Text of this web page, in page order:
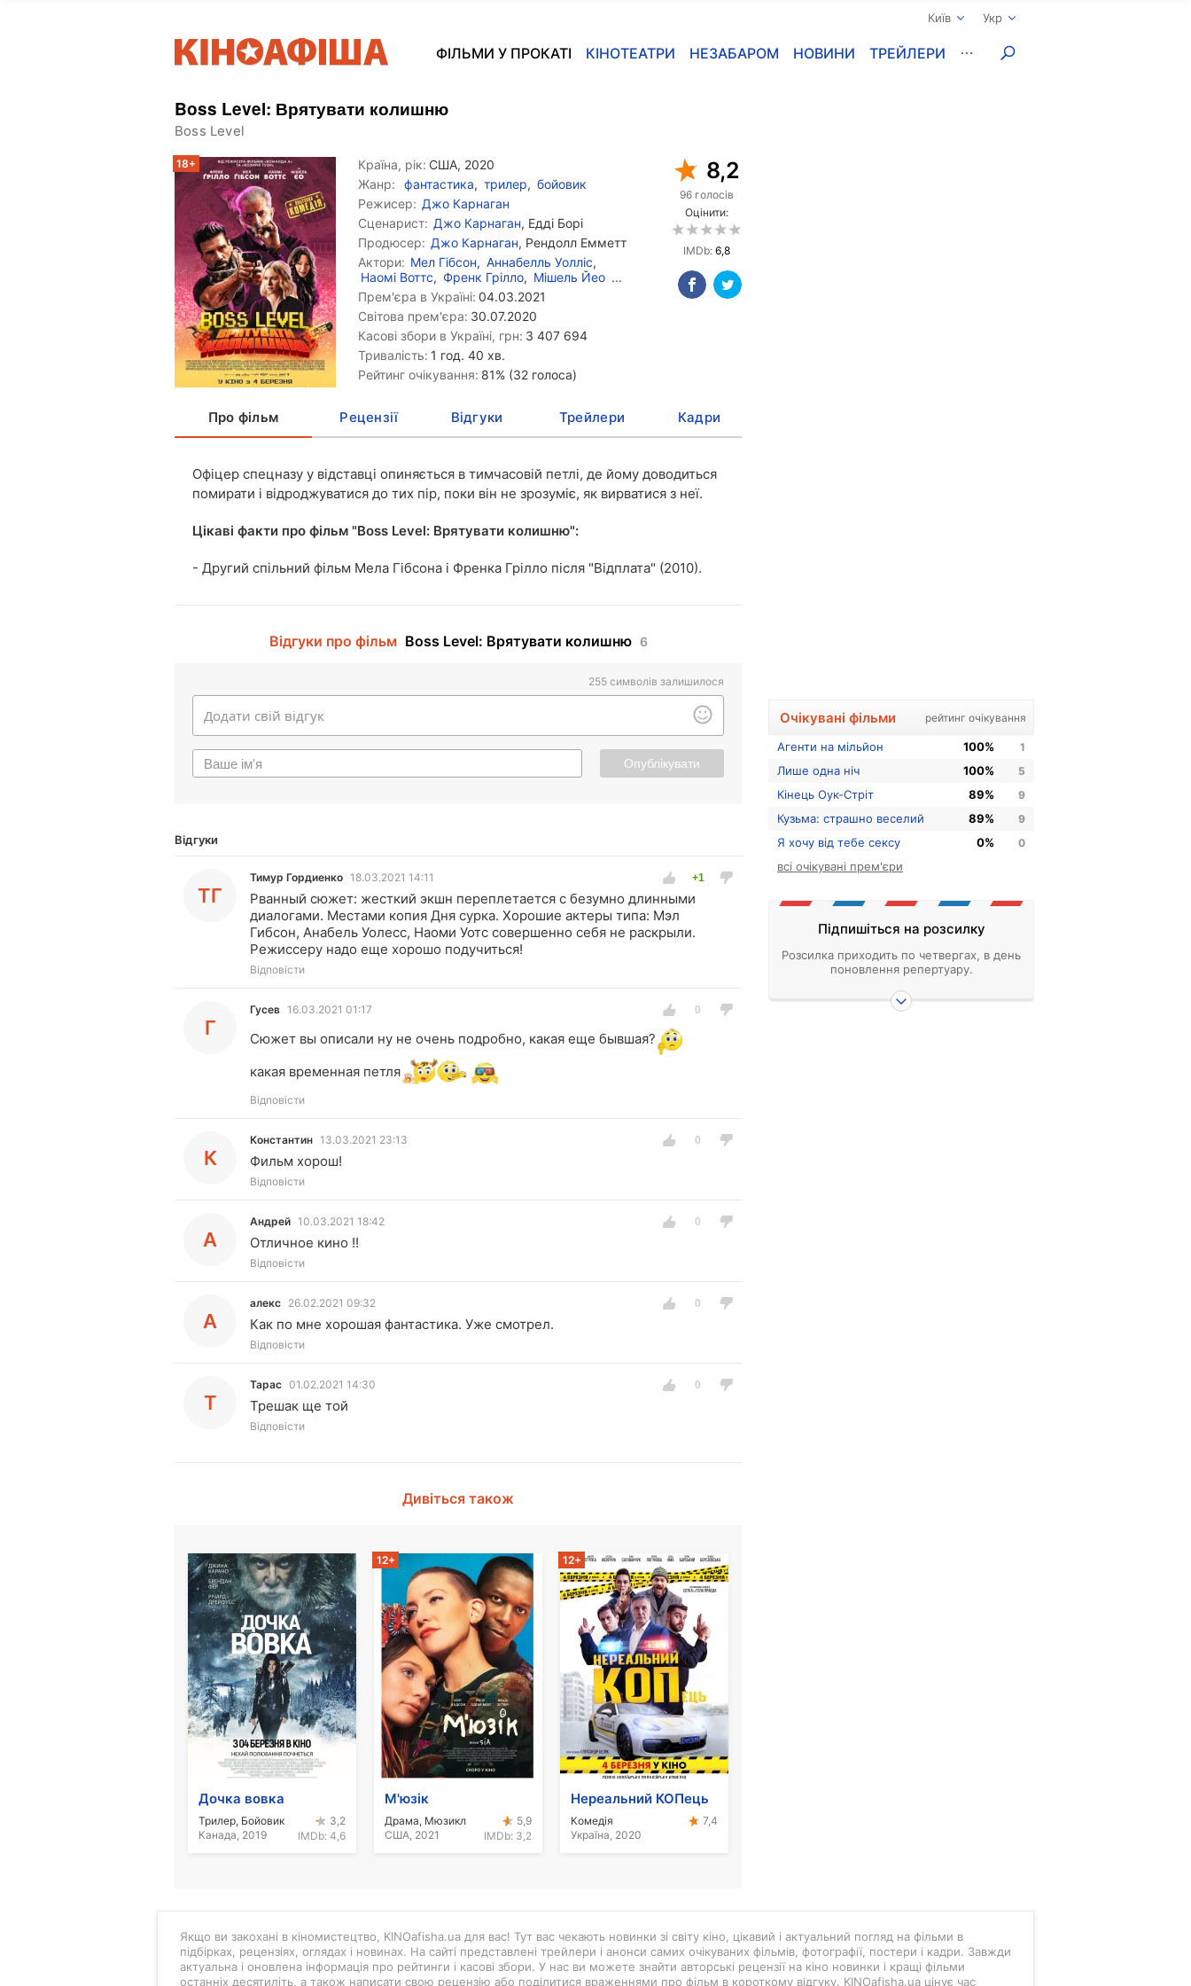
Київ Укр
ФІЛЬМИ У ПРОКАТІ КІНОТЕАТРИ НЕЗАБАРОМ НОВИНИ ТРЕЙЛЕРИ
Boss Level: Врятувати колишню
Boss Level
18+ Країна, рік: США, 2020
Жанр:
фантастика, трилер, бойовик
Режисер: Джо Карнаган
Сценарист: Джо Карнаган, Едді Борі
Продюсер: Джо Карнаган, Рендолл Емметт
Актори: Мел Гібсон, Аннабелль Уолліс,
Наомі Воттс, Френк Грілло, Мішель Йео ...
Прем'єра в Україні: 04.03.2021
Світова прем'єра: 30.07.2020
Касові збори в Україні, грн: 3 407 694
Тривалість: 1 год. 40 хв.
Рейтинг очікування: 81% (32 голоса)
8,2
96 голосів
Оцінити:
IMDb: 6,8
Про фільм Рецензії Відгуки Трейлери Кадри
Офіцер спецназу у відставці опиняється в тимчасовій петлі, де йому доводиться
помирати і відроджуватися до тих пір, поки він не зрозуміє, як вирватися з неї.
Цікаві факти про фільм "Boss Level: Врятувати колишню":
- Другий спільний фільм Мела Гібсона і Френка Грілло після "Відплата" (2010).
Відгуки про фільм Boss Level: Врятувати колишню 6
255 символів залишилося
Опублікувати
Відгуки
ТГ
Тимур Гордиенко 18.03.2021 14:11
Рванный сюжет: жесткий экшн переплетается с безумно длинными
диалогами. Местами копия Дня сурка. Хорошие актеры типа: Мэл
Гибсон, Анабель Уолесс, Наоми Уотс совершенно себя не раскрыли.
Режиссеру надо еще хорошо подучиться!
Відповісти
Г
Гусев 16.03.2021 01:17
Сюжет вы описали ну не очень подробно, какая еще бывшая?
какая временная петля
Відповісти
К
Константин 13.03.2021 23:13
Фильм хорош!
Відповісти
А
Андрей 10.03.2021 18:42
Отличное кино !!
Відповісти
А
алекс 26.02.2021 09:32
Как по мне хорошая фантастика. Уже смотрел.
Відповісти
Т
Тарас 01.02.2021 14:30
Трешак ще той
Відповісти
Дивіться також
Дочка вовка
Трилер, Бойовик
Канада, 2019
3,2
IMDb: 4,6
12+
М'юзік
Драма, Мюзикл
США, 2021
5,9
IMDb: 3,2
12+
Нереальний КОПець
Комедія
Україна, 2020
7,4
Очікувані фільми рейтинг очікування
Агенти на мільйон 100% 1
Лише одна ніч 100% 5
Кінець Оук-Стріт 89% 9
Кузьма: страшно веселий 89% 9
Я хочу від тебе сексу 0% 0
всі очікувані прем'єри
Підпишіться на розсилку
Розсилка приходить по четвергах, в день
поновлення репертуару.
Якщо ви закохані в кіномистецтво, KINOafisha.ua для вас! Тут вас чекають новинки зі світу кіно, цікавий і актуальний погляд на фільми в
підбірках, рецензіях, оглядах і новинах. На сайті представлені трейлери і анонси самих очікуваних фільмів, фотографії, постери і кадри. Завжди
актуальна і оновлена інформація про рейтинги і касові збори. У нас ви можете знайти авторські рецензії на кіно новинки і кращі фільми
останніх десятиліть, а також написати свою рецензію або поділитися враженнями про фільм в короткому відгуку. KINOafisha.ua цінує час